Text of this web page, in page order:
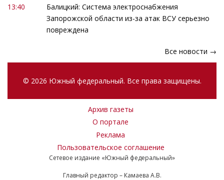
13:40
Балицкий: Система электроснабжения
Запорожской области из-за атак ВСУ серьезно
повреждена
Все новости →
© 2026 Южный федеральный. Все права защищены.
Архив газеты
О портале
Реклама
Пользовательское соглашение
Сетевое издание «Южный федеральный»
Главный редактор – Камаева А.В.